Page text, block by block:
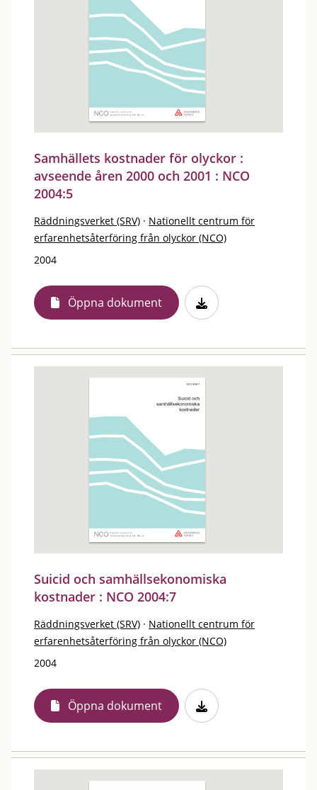
Samhällets kostnader för olyckor :
avseende åren 2000 och 2001 : NCO
2004:5
Räddningsverket (SRV) · Nationellt centrum för
erfarenhetsåterföring från olyckor (NCO)
2004
Öppna dokument
Suicid och samhällsekonomiska
kostnader : NCO 2004:7
Räddningsverket (SRV) · Nationellt centrum för
erfarenhetsåterföring från olyckor (NCO)
2004
Öppna dokument